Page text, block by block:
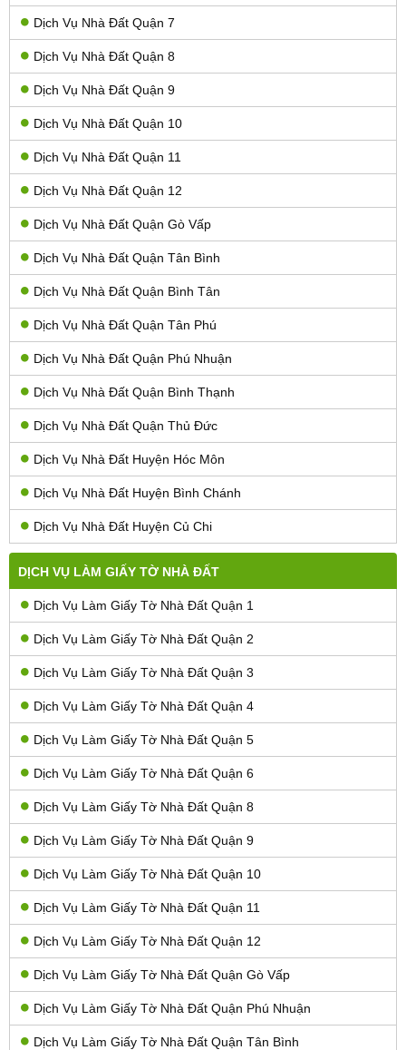
Dịch Vụ Nhà Đất Quận 7
Dịch Vụ Nhà Đất Quận 8
Dịch Vụ Nhà Đất Quận 9
Dịch Vụ Nhà Đất Quận 10
Dịch Vụ Nhà Đất Quận 11
Dịch Vụ Nhà Đất Quận 12
Dịch Vụ Nhà Đất Quận Gò Vấp
Dịch Vụ Nhà Đất Quận Tân Bình
Dịch Vụ Nhà Đất Quận Bình Tân
Dịch Vụ Nhà Đất Quận Tân Phú
Dịch Vụ Nhà Đất Quận Phú Nhuận
Dịch Vụ Nhà Đất Quận Bình Thạnh
Dịch Vụ Nhà Đất Quận Thủ Đức
Dịch Vụ Nhà Đất Huyện Hóc Môn
Dịch Vụ Nhà Đất Huyện Bình Chánh
Dịch Vụ Nhà Đất Huyện Củ Chi
DỊCH VỤ LÀM GIẤY TỜ NHÀ ĐẤT
Dịch Vụ Làm Giấy Tờ Nhà Đất Quận 1
Dịch Vụ Làm Giấy Tờ Nhà Đất Quận 2
Dịch Vụ Làm Giấy Tờ Nhà Đất Quận 3
Dịch Vụ Làm Giấy Tờ Nhà Đất Quận 4
Dịch Vụ Làm Giấy Tờ Nhà Đất Quận 5
Dịch Vụ Làm Giấy Tờ Nhà Đất Quận 6
Dịch Vụ Làm Giấy Tờ Nhà Đất Quận 8
Dịch Vụ Làm Giấy Tờ Nhà Đất Quận 9
Dịch Vụ Làm Giấy Tờ Nhà Đất Quận 10
Dịch Vụ Làm Giấy Tờ Nhà Đất Quận 11
Dịch Vụ Làm Giấy Tờ Nhà Đất Quận 12
Dịch Vụ Làm Giấy Tờ Nhà Đất Quận Gò Vấp
Dịch Vụ Làm Giấy Tờ Nhà Đất Quận Phú Nhuận
Dịch Vụ Làm Giấy Tờ Nhà Đất Quận Tân Bình